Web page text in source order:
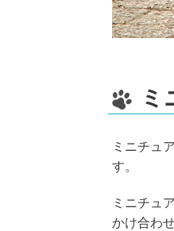
ミ
ミニチュ
す。
ミニチュ
かけ合わ